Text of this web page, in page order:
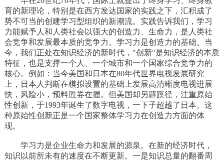
育的新理论，特别是在西方发达国家的实践之下，汇积成了
势不可当的创建学习型组织的新潮流。实践告诉我们，学习
力能赋予人和人类社会以强大的创造力、生命力，是人类社
会竞争和发展最本质的竞争力。学习力是创造力的基础。当
今，我们正处在知识经济的新时代，"创新"是知识经济的本质
特征，也是支撑一个人、一个城市和一个国家综合竞争力的
核心。例如：当今美国和日本在80年代世界电视发展研究
上，日本人判断在模拟设置的基础上发展高清晰度电视进展
快，风险小，预料胜券在握。但美国却另辟蹊径，注重原始
性创新，于1993年诞生了数字电视，一下子超越了日本。这
种原始性创新正是一个国家整体学习力在创造力方面的体
现。
学习力是企业生命力和发展的源泉。在新的经济时代，
知识以前所未有的速度在不断更新。一是知识总量的翻番周